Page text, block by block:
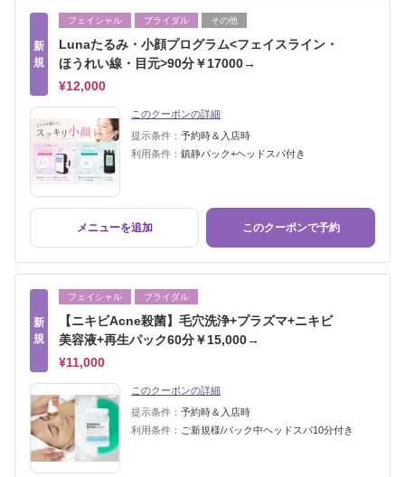
新
規
フェイシャル ブライダル その他
Lunaたるみ・小顔プログラム<フェイスライン・
ほうれい線・目元>90分￥17000→
¥12,000
このクーポンの詳細
提示条件： 予約時＆入店時
利用条件： 鎮静パック+ヘッドスパ付き
メニューを追加 このクーポンで予約
新
規
フェイシャル ブライダル
【ニキビAcne殺菌】毛穴洗浄+プラズマ+ニキビ
美容液+再生パック60分￥15,000→
¥11,000
このクーポンの詳細
提示条件： 予約時＆入店時
利用条件： ご新規様/パック中ヘッドスパ10分付き